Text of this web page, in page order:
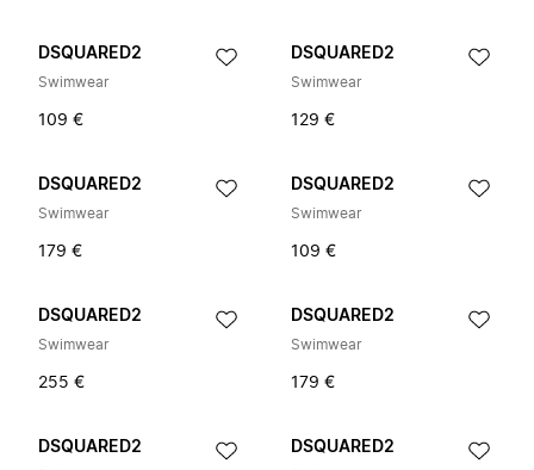
DSQUARED2
Swimwear
109 €
DSQUARED2
Swimwear
129 €
DSQUARED2
Swimwear
179 €
DSQUARED2
Swimwear
109 €
DSQUARED2
Swimwear
255 €
DSQUARED2
Swimwear
179 €
DSQUARED2 DSQUARED2